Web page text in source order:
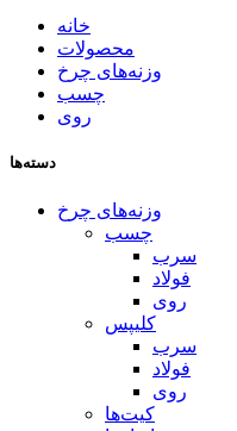
خانه
محصولات
وزنه‌های چرخ
چسب
روی
دسته‌ها
وزنه‌های چرخ
چسب
سرب
فولاد
روی
کلیپس
سرب
فولاد
روی
کیت‌ها